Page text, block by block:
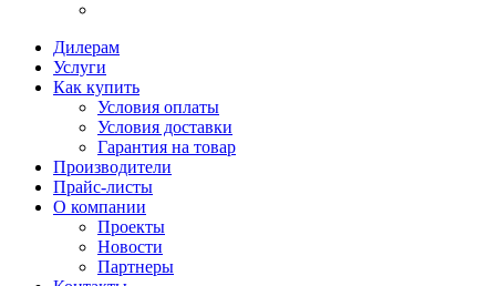
Дилерам
Услуги
Как купить
Условия оплаты
Условия доставки
Гарантия на товар
Производители
Прайс-листы
О компании
Проекты
Новости
Партнеры